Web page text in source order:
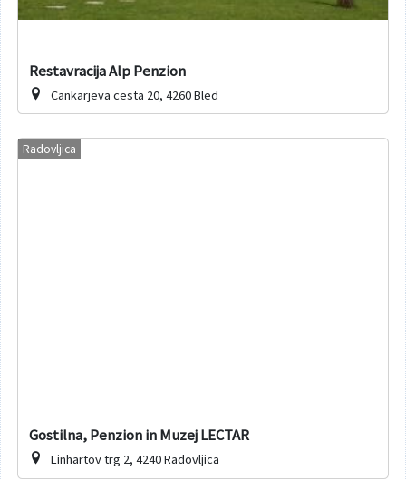
Restavracija Alp Penzion
Cankarjeva cesta 20, 4260 Bled
Radovljica
Gostilna, Penzion in Muzej LECTAR
Linhartov trg 2, 4240 Radovljica